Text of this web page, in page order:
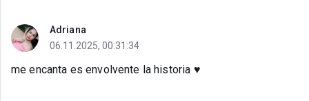
Adriana
06.11.2025, 00:31:34
me encanta es envolvente la historia ♥️